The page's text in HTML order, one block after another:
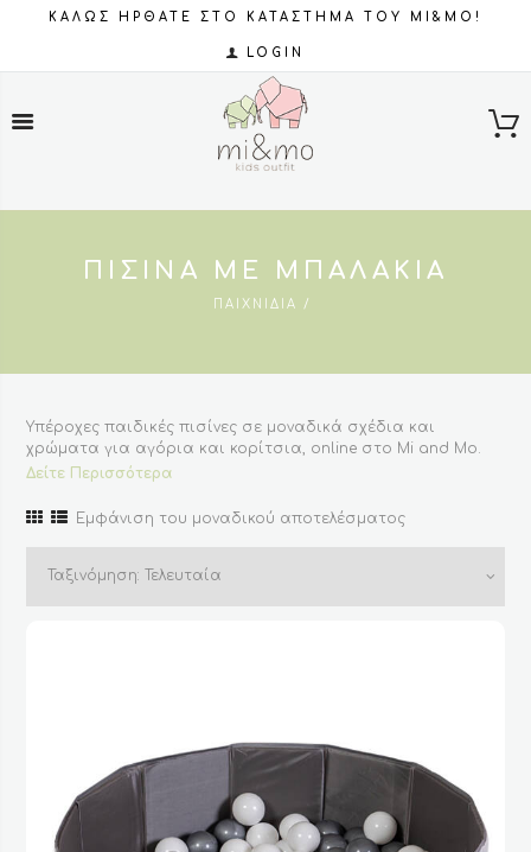
ΚΑΛΩΣ ΗΡΘΑΤΕ ΣΤΟ ΚΑΤΑΣΤΗΜΑ ΤΟΥ MI&MO!
LOGIN
ΠΙΣΊΝΑ ΜΕ ΜΠΑΛΆΚΙΑ
ΠΑΙΧΝΊΔΙΑ
Υπέροχες παιδικές πισίνες σε μοναδικά σχέδια και
χρώματα για αγόρια και κορίτσια, online στο Mi and Mo.
Αγοράστε παιδικές πισίνες σε φανταστική ποιότητα, στυλ
Δείτε Περισσότερα
Εμφάνιση του μοναδικού αποτελέσματος